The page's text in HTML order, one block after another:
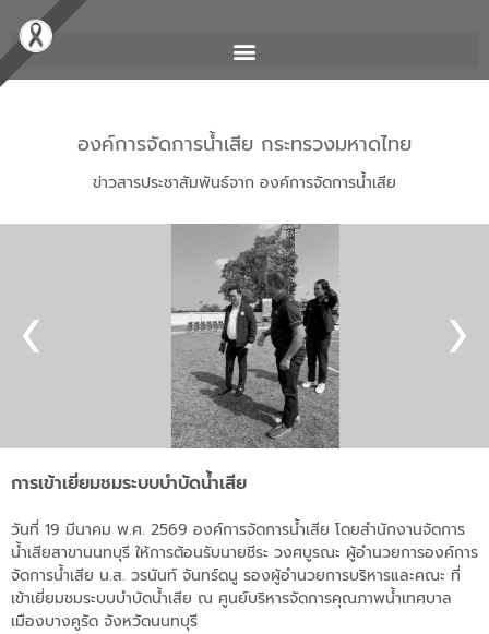
องค์การจัดการน้ำเสีย กระทรวงมหาดไทย
ข่าวสารประชาสัมพันธ์จาก องค์การจัดการน้ำเสีย
การเข้าเยี่ยมชมระบบบำบัดน้ำเสีย
วันที่ 19 มีนาคม พ.ศ. 2569 องค์การจัดการน้ำเสีย โดยสำนักงานจัดการ
น้ำเสียสาขานนทบุรี ให้การต้อนรับนายชีระ วงศบูรณะ ผู้อำนวยการองค์การ
จัดการน้ำเสีย น.ส. วรนันท์ จันทร์ดนู รองผู้อำนวยการบริหารและคณะ ที่
เข้าเยี่ยมชมระบบบำบัดน้ำเสีย ณ ศูนย์บริหารจัดการคุณภาพน้ำเทศบาล
เมืองบางคูรัด จังหวัดนนทบุรี